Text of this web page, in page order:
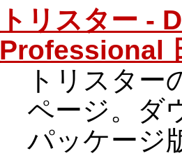
トリスター -
Professional
トリスター
ページ。ダ
パッケージ